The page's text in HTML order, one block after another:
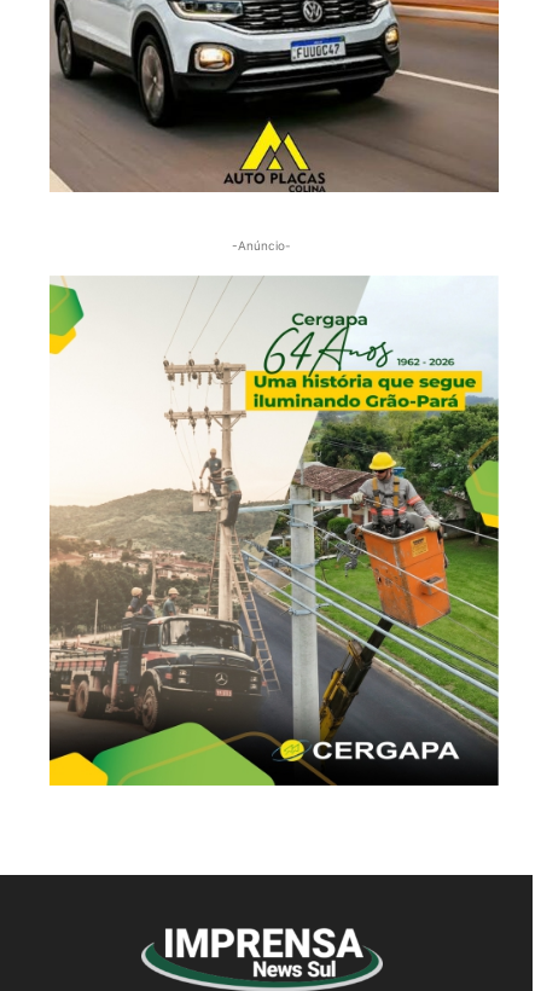
-Anúncio-